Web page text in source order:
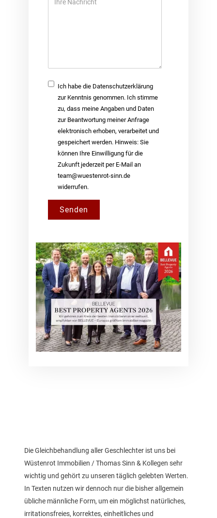
Checkbox
Ich habe die Datenschutzerklärung
zur Kenntnis genommen. Ich stimme
zu, dass meine Angaben und Daten
zur Beantwortung meiner Anfrage
elektronisch erhoben, verarbeitet und
gespeichert werden. Hinweis: Sie
können Ihre Einwilligung für die
Zukunft jederzeit per E-Mail an
team@wuestenrot-sinn.de
widerrufen.
Die Gleichbehandlung aller Geschlechter ist uns bei
Wüstenrot Immobilien / Thomas Sinn & Kollegen sehr
wichtig und gehört zu unseren täglich gelebten Werten.
In Texten nutzen wir dennoch nur die bisher allgemein
übliche männliche Form, um ein möglichst natürliches,
irritationsfreies, korrektes, einheitliches und